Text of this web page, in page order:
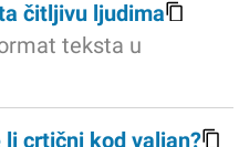
čitljivu ljudima
teksta u
crtični kod valjan?